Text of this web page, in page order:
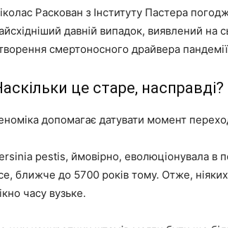
Раскован з Інституту Пастера
давній випадок, виявлений на
смертоносного драйвера
це старе, насправді?
допомагає датувати момент
pestis, ймовірно, еволюціонувала в
ближче до 5700 років тому. Отже,
часу вузьке.